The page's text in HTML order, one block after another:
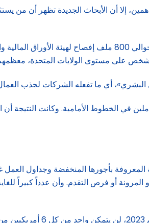
إلا أن الأبحاث الجديدة تظهر أن من
واستخدمت دراسة هي الأولى من نوعها أجرتها مؤسسة «راند»، ونشرت في مايو، باستخدام الذكاء
في الخطوط الأمامية. وكانت النتيجة
بأجورها المنخفضة وجداول
المرونة أو فرص التقدم. وأن عدداً كبيراً